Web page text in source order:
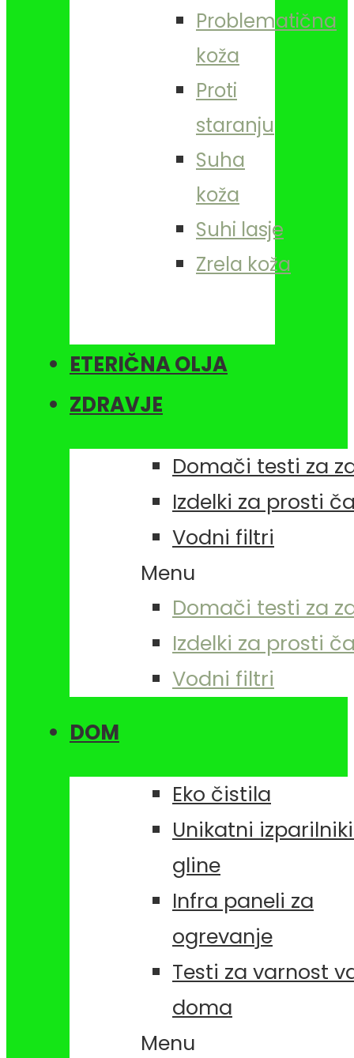
Problematična
koža
Proti
staranju
Suha
koža
Suhi lasje
Zrela koža
ETERIČNA OLJA
ZDRAVJE
Domači testi za
Izdelki za prosti
Vodni filtri
Menu
Domači testi za
Izdelki za prosti
Vodni filtri
DOM
Eko čistila
Unikatni
gline
Infra paneli za
ogrevanje
Testi za varnost
doma
Menu